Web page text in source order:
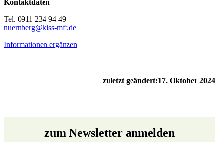
Kontaktdaten
Tel. 0911 234 94 49
nuernberg@kiss-mfr.de
Informationen ergänzen
zuletzt geändert:17. Oktober 2024
zum Newsletter anmelden